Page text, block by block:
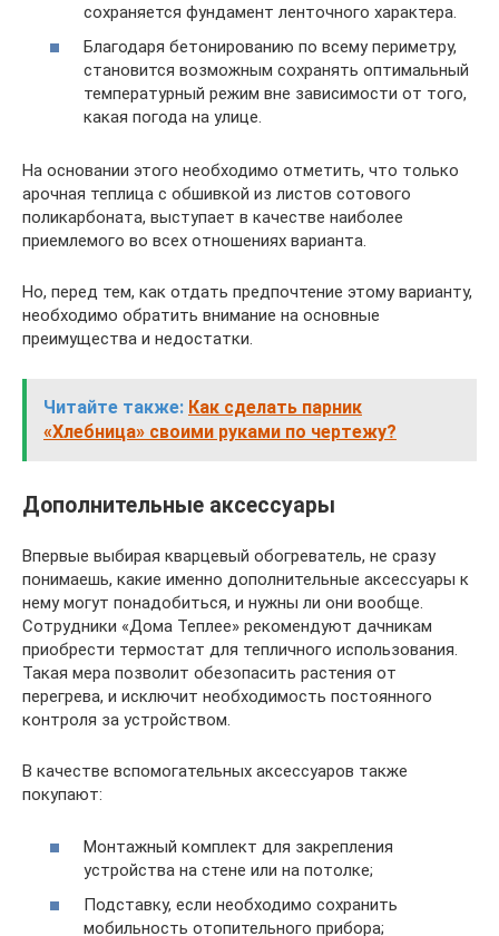
сохраняется фундамент ленточного характера.
Благодаря бетонированию по всему периметру,
становится возможным сохранять оптимальный
температурный режим вне зависимости от того,
какая погода на улице.
На основании этого необходимо отметить, что только
арочная теплица с обшивкой из листов сотового
поликарбоната, выступает в качестве наиболее
приемлемого во всех отношениях варианта.
Но, перед тем, как отдать предпочтение этому варианту,
необходимо обратить внимание на основные
преимущества и недостатки.
Читайте также: Как сделать парник
«Хлебница» своими руками по чертежу?
Дополнительные аксессуары
Впервые выбирая кварцевый обогреватель, не сразу
понимаешь, какие именно дополнительные аксессуары к
нему могут понадобиться, и нужны ли они вообще.
Сотрудники «Дома Теплее» рекомендуют дачникам
приобрести термостат для тепличного использования.
Такая мера позволит обезопасить растения от
перегрева, и исключит необходимость постоянного
контроля за устройством.
В качестве вспомогательных аксессуаров также
покупают:
Монтажный комплект для закрепления
устройства на стене или на потолке;
Подставку, если необходимо сохранить
мобильность отопительного прибора;